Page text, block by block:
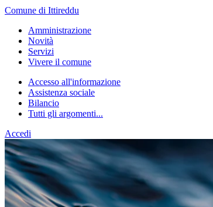
Comune di Ittireddu
Amministrazione
Novità
Servizi
Vivere il comune
Accesso all'informazione
Assistenza sociale
Bilancio
Tutti gli argomenti...
Accedi